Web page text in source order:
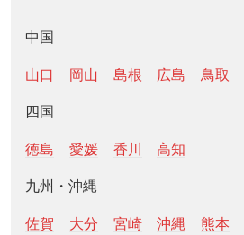
中国
山口 岡山 島根 広島 鳥取
四国
徳島 愛媛 香川 高知
九州・沖縄
佐賀 大分 宮崎 沖縄 熊本